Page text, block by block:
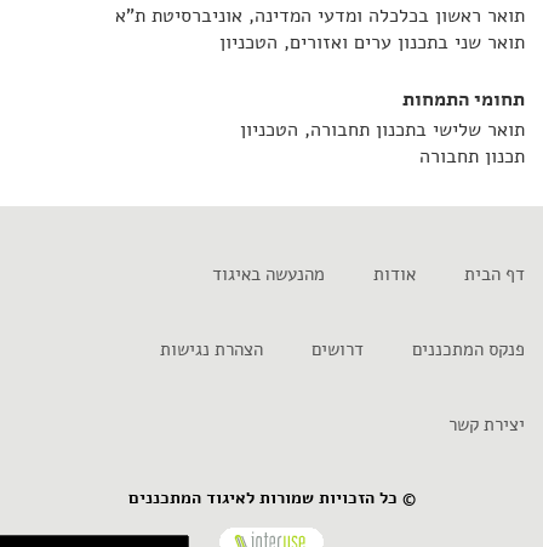
תואר ראשון בכלכלה ומדעי המדינה, אוניברסיטת ת"א
תואר שני בתכנון ערים ואזורים, הטכניון
תחומי התמחות
תואר שלישי בתכנון תחבורה, הטכניון
תכנון תחבורה
דף הבית אודות מהנעשה באיגוד
פנקס המתכננים דרושים הצהרת נגישות
יצירת קשר
© כל הזכויות שמורות לאיגוד המתכננים